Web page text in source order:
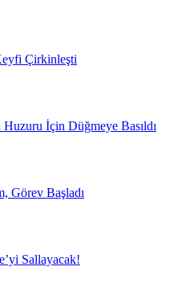
Çirkinleşti
Huzuru İçin Düğmeye Basıldı
Görev Başladı
Sallayacak!